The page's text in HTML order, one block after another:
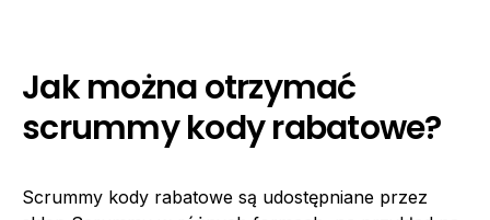
Jak można otrzymać
scrummy kody rabatowe?
Scrummy kody rabatowe są udostępniane przez